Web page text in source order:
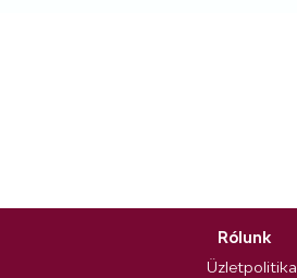
Rólunk
Üzletpolitika